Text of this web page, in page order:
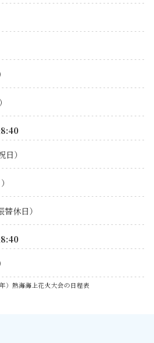
8:40
）
休日）
8:40
）熱海海上花火大会の日程表